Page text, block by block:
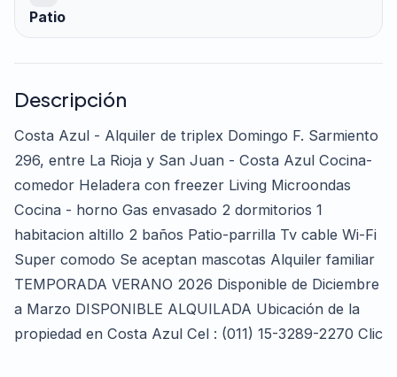
Patio
Descripción
Costa Azul - Alquiler de triplex Domingo F. Sarmiento
296, entre La Rioja y San Juan - Costa Azul Cocina-
comedor Heladera con freezer Living Microondas
Cocina - horno Gas envasado 2 dormitorios 1
habitacion altillo 2 baños Patio-parrilla Tv cable Wi-Fi
Super comodo Se aceptan mascotas Alquiler familiar
TEMPORADA VERANO 2026 Disponible de Diciembre
a Marzo DISPONIBLE ALQUILADA Ubicación de la
propiedad en Costa Azul Cel : (011) 15-3289-2270 Clic